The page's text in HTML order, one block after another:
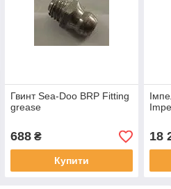
Гвинт Sea-Doo BRP Fitting
grease
688₴
Купити
18